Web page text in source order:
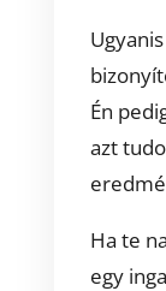
Én
azt
Ha te
egy